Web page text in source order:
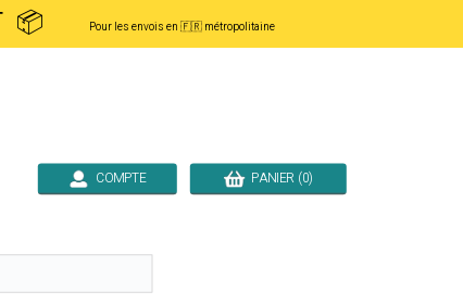
📦 Pour les envois en 🇫🇷 métropolitaine
COMPTE PANIER (0)